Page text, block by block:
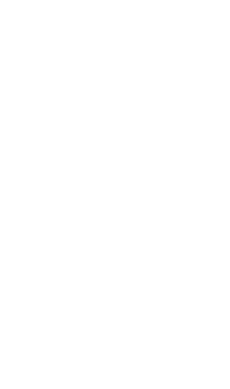
thermal shock, and 88 h at 65 °C / 90 %
არ ბერდება, არ ბზარდება,
ერთიან მთლიანობას ქმნიან
შემდეგ, სპეციალური
კრიტერიუმების
პანელის თერმული შოკის
ტემპერატურაზე იყო.
Pro 9H-ის წყალობით) არის
ტესტერი ცდილობს გააკაწროს
პროტოკოლში შემავალი ყველაზე
ამ ტიპის სერტიფიკაციაში.
სიმტკიცის ტესტის შედეგი
loss at 180° (ASTM D522), 80/80 in-lb
ბუფერი ორიგინალურ მასალასა და
ქიმიურ რეაქციაში უმეტეს
ექსტრემალური პირობების
ან მფრქვევით, რომელიც ქმნის
ქცევას აჩქარებული წესით —
NaCl ნატრიუმის ქლორიდი) 24-
— სპილენძით აჩქარებული
მნიშვნელოვანია სამრეწველო
ხანგრძლივობა, ქიმიკატის
გარეშე ჰორიზონტალურად
მდოგვი) ან მუდმივი მარკერი
ოპტიკური ტენზიომეტრის
გამოსახულებას და ითვლის
ზონა. ეს ხსნის
წყალს ადვილად შეუძლია
როგორც ჰიდროფობიურობა ან
მანქანის რეცხვა
სისქე განსაზღვრავს
და მოითხოვს Ceramic Pro
დაცული მასალის თავზე.
მიღწევა, მაგრამ ეს შეიძლება
Ceramic Pro 9H-ის მინიმუმ ორი
ოპტიკური მიკროსკოპის
არის ძალიან გლუვი და
მასალების აჩქარებული
ვიზუალურად აშკარაა,
შუქის დამანგრეველი ეფექტისგან.
რათა დარწმუნდნენ, რომ Ceramic
და გადაჭარბებული
სიცოცხლის ხანგრძლივობა
ნეგატიური ფაქტორი გავლენას
აბრაზიის მანქანას, რომელიც
სატესტო პანელები
გასართულებლად, ჩვენ
to 18.1 m/s.